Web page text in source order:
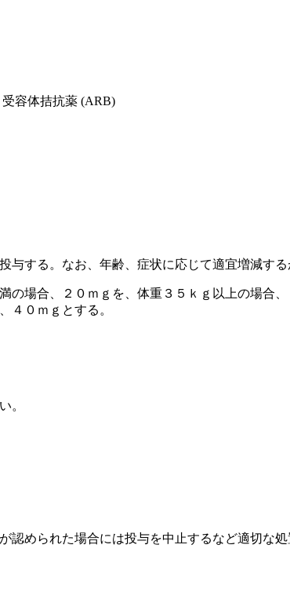
容体拮抗薬 (ARB)
する。なお、年齢、症状に応じて適宜増減する
場合、２０ｍｇを、体重３５ｋｇ以上の場合
４０ｍｇとする。
。
められた場合には投与を中止するなど適切な処